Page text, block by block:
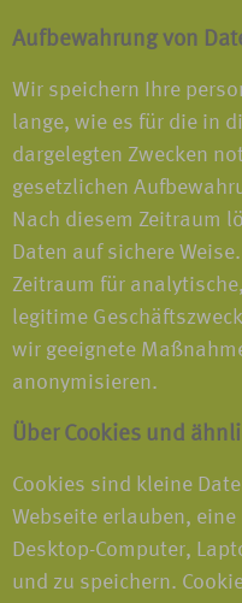
Aufbewahrung von
Wir speichern Ihre
lange, wie es für die in
dargelegten Zwecken
gesetzlichen
Nach diesem Zeitraum
Daten auf sichere
Zeitraum für
legitime
wir geeignete
anonymisieren.
Über Cookies und
Cookies sind kleine
Webseite erlauben, eine
Desktop-Computer,
und zu speichern.